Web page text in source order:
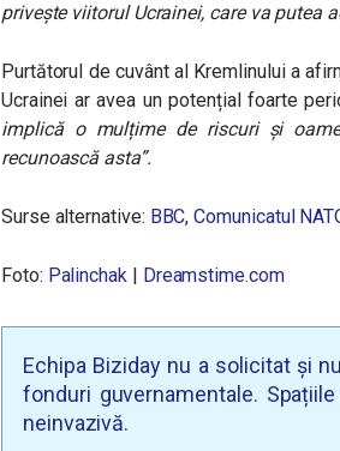
privește viitorul Ucrainei, care va putea
Purtătorul de cuvânt al Kremlinului a
Ucrainei ar avea un potențial foarte
implică o mulțime de riscuri și
recunoască asta”.
Surse alternative: BBC,Comunicatul
Foto: Palinchak | Dreamstime.com
Echipa Biziday nu a solicitat și
fonduri guvernamentale.
neinvazivă.